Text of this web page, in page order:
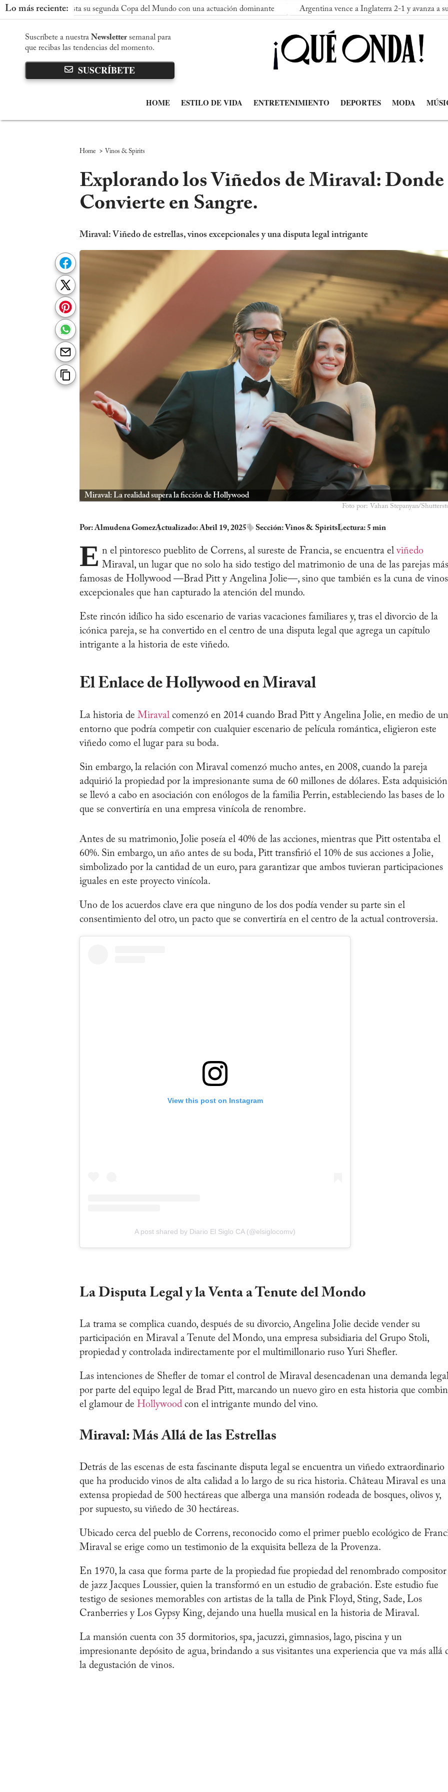
Lo más reciente:
conquista su segunda Copa del Mundo con una actuación dominante Argentina vence a Inglaterra 2-1 y avanza a su segunda
Suscríbete a nuestra Newsletter semanal para
que recibas las tendencias del momento.
SUSCRÍBETE
HOME ESTILO DE VIDA ENTRETENIMIENTO DEPORTES MODA
Home > Vinos & Spirits
Explorando los Viñedos de Miraval: Donde
Convierte en Sangre.
Miraval: Viñedo de estrellas, vinos excepcionales y una disputa legal intrigante
Miraval: La realidad supera la ficción de Hollywood
Foto por: Vahan Stepanyan/
Por:Almudena GomezActualizado: Abril 19, 2025 Sección: Vinos & SpiritsLectura: 5 min
E n el pintoresco pueblito de Correns, al sureste de Francia, se encuentra elviñedo
Miraval, un lugar que no solo ha sido testigo del matrimonio de una de las parejas más
famosas de Hollywood —Brad Pitt y Angelina Jolie—, sino que también es la cuna de vinos
excepcionales que han capturado la atención del mundo.
Este rincón idílico ha sido escenario de varias vacaciones familiares y, tras el divorcio de la
icónica pareja, se ha convertido en el centro de una disputa legal que agrega un capítulo
intrigante a la historia de este viñedo.
El Enlace de Hollywood en Miraval
La historia de Miraval comenzó en 2014 cuando Brad Pitt y Angelina Jolie, en medio de un
entorno que podría competir con cualquier escenario de película romántica, eligieron este
viñedo como el lugar para su boda.
Sin embargo, la relación con Miraval comenzó mucho antes, en 2008, cuando la pareja
adquirió la propiedad por la impresionante suma de 60 millones de dólares. Esta adquisición
se llevó a cabo en asociación con enólogos de la familia Perrin, estableciendo las bases de lo
que se convertiría en una empresa vinícola de renombre.
Antes de su matrimonio, Jolie poseía el 40% de las acciones, mientras que Pitt ostentaba el
60%. Sin embargo, un año antes de su boda, Pitt transfirió el 10% de sus acciones a Jolie,
simbolizado por la cantidad de un euro, para garantizar que ambos tuvieran participaciones
iguales en este proyecto vinícola.
Uno de los acuerdos clave era que ninguno de los dos podía vender su parte sin el
consentimiento del otro, un pacto que se convertiría en el centro de la actual controversia.
View this post on Instagram
A post shared by Diario El Siglo CA (@elsiglocomv)
La Disputa Legal y la Venta a Tenute del Mondo
La trama se complica cuando, después de su divorcio, Angelina Jolie decide vender su
participación en Miraval a Tenute del Mondo, una empresa subsidiaria del Grupo Stoli,
propiedad y controlada indirectamente por el multimillonario ruso Yuri Shefler.
Las intenciones de Shefler de tomar el control de Miraval desencadenan una demanda
por parte del equipo legal de Brad Pitt, marcando un nuevo giro en esta historia que
el glamour de Hollywood con el intrigante mundo del vino.
Miraval: Más Allá de las Estrellas
Detrás de las escenas de esta fascinante disputa legal se encuentra un viñedo extraordinario
que ha producido vinos de alta calidad a lo largo de su rica historia. Château Miraval es una
extensa propiedad de 500 hectáreas que alberga una mansión rodeada de bosques, olivos y,
por supuesto, su viñedo de 30 hectáreas.
Ubicado cerca del pueblo de Correns, reconocido como el primer pueblo ecológico de
Miraval se erige como un testimonio de la exquisita belleza de la Provenza.
En 1970, la casa que forma parte de la propiedad fue propiedad del renombrado compositor
de jazz Jacques Loussier, quien la transformó en un estudio de grabación. Este estudio fue
testigo de sesiones memorables con artistas de la talla de Pink Floyd, Sting, Sade, Los
Cranberries y Los Gypsy King, dejando una huella musical en la historia de Miraval.
La mansión cuenta con 35 dormitorios, spa, jacuzzi, gimnasios, lago, piscina y un
impresionante depósito de agua, brindando a sus visitantes una experiencia que va más allá
la degustación de vinos.